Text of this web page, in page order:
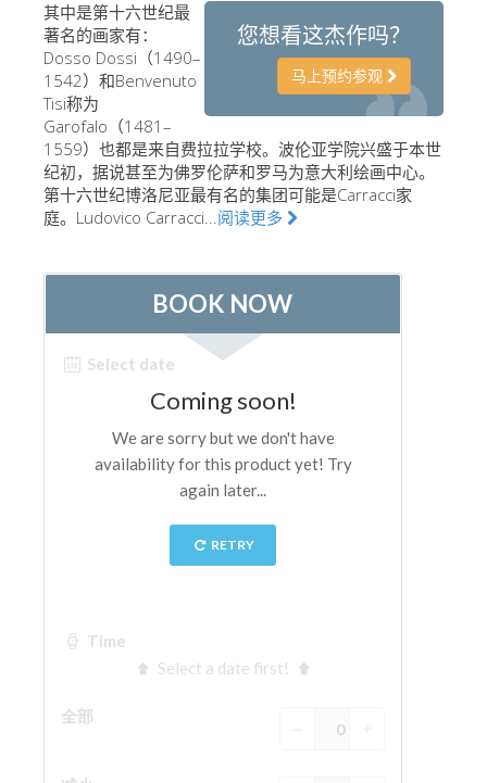
艺术家
新展示室厅
佛罗伦萨博物馆
巴杰罗美术馆
学院美术馆
美第奇教堂
圣马可博物馆
伽利略博物馆
Boboli Gardens
The Arnolfo\'s tower
您想看这杰作吗？
马上预约参观
其中是第十六世纪最
著名的画家有：
Dosso Dossi（1490–
1542）和Benvenuto
Tisi称为
Garofalo（1481–
1559）也都是来自费拉拉学校。波伦亚学院兴盛于本世
纪初，据说甚至为佛罗伦萨和罗马为意大利绘画中心。
第十六世纪博洛尼亚最有名的集团可能是Carracci家
庭。Ludovico Carracci...阅读更多